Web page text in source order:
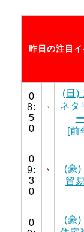
昨日の注目イ
0
8:
5
0
(日)
ネタ
[前
0
9:
3
0
(豪)
貿
0
(豪)